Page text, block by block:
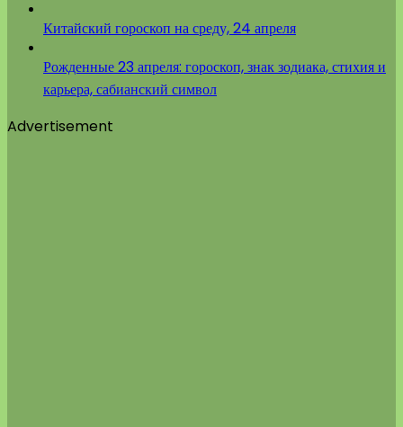
Китайский гороскоп на среду, 24 апреля
Рожденные 23 апреля: гороскоп, знак зодиака, стихия и
карьера, сабианский символ
Advertisement